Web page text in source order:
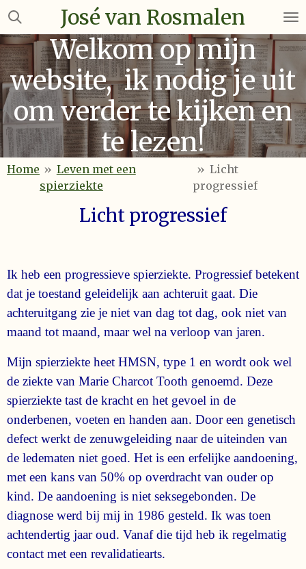
Ga
naar
de
hoofdinhoud
José van Rosmalen
Welkom op mijn
website, ik nodig je uit
om verder te kijken en
te lezen!
Home » Leven met een
spierziekte
» Licht
progressief
Licht progressief
Ik heb een progressieve spierziekte. Progressief betekent
dat je toestand geleidelijk aan achteruit gaat. Die
achteruitgang zie je niet van dag tot dag, ook niet van
maand tot maand, maar wel na verloop van jaren.
Mijn spierziekte heet HMSN, type 1 en wordt ook wel
de ziekte van Marie Charcot Tooth genoemd. Deze
spierziekte tast de kracht en het gevoel in de
onderbenen, voeten en handen aan. Door een genetisch
defect werkt de zenuwgeleiding naar de uiteinden van
de ledematen niet goed. Het is een erfelijke aandoening,
met een kans van 50% op overdracht van ouder op
kind. De aandoening is niet seksegebonden. De
diagnose werd bij mij in 1986 gesteld. Ik was toen
achtendertig jaar oud. Vanaf die tijd heb ik regelmatig
contact met een revalidatiearts.